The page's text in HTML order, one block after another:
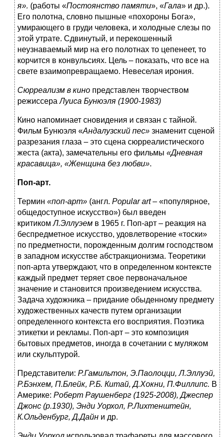
я». (работы «Постоянство памяти», «Гала» и др.).
Его полотна, словно пышные «похороны Бога»,
умирающего в груди человека, и холодные слезы по
этой утрате. Сдвинутый, и перекошенный
неузнаваемый мир на его полотнах то цепенеет, то
корчится в конвульсиях. Цель – показать, что все на
свете взаимопревращаемо. Невеселая ирония.
Сюрреализм в кино представлен творчеством
режиссера Луиса Бунюэля (1900-1983)
Кино напоминает сновидения и связан с тайной.
Фильм Бунюэля «Андалузский пес» знаменит сценой
разрезания глаза – это сцена сюрреалистического
жеста (акта), замечательны его фильмы «Дневная
красавица», «Женщина без любви».
Поп-арт.
Термин «поп-арт» (англ. Popular art– «популярное,
общедоступное искусство») был введен
критикомЛ.Эллуэем в 1965 г. Поп-арт – реакция на
беспредметное искусство, удовлетворение «тоски»
по предметности, порожденным долгим господством
в западном искусстве абстракционизма. Теоретики
поп-арта утверждают, что в определенном контексте
каждый предмет теряет свое первоначальное
значение и становится произведением искусства.
Задача художника – придание обыденному предмету
художественных качеств путем организации
определенного контекста его восприятия. Поэтика
этикетки и рекламы. Поп-арт – это композиция
бытовых предметов, иногда в сочетании с муляжом
или скульптурой.
Представители: Р.Гамильтон, Э.Паолоцци, Л.Эллуэй,
Р.Бэнхем, П.Блейк, Р.Б. Китай, Д.Хокни, П.Филлипс. В
Америке: Роберт Раушенберг (1925-2008), Джеспер
Джонс (р.1930), Энди Уорхол, Р.Лихтенштейн,
К.Ольденбург, Д.Дайн и др.